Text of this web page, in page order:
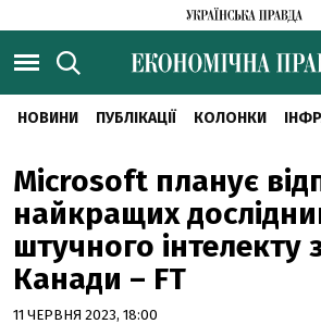
НОВИНИ ПУБЛІКАЦІЇ КОЛОНКИ
Microsoft планує
найкращих
штучного інтелекту
Канади – FT
11 ЧЕРВНЯ 2023, 18:00